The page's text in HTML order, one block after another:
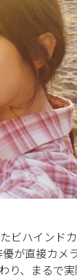
ビハインド
が直接カメ
り、まるで